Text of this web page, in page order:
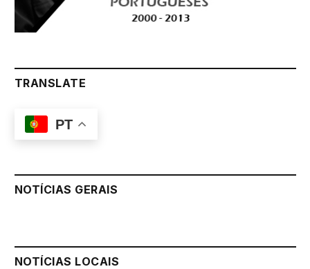
TRANSLATE
PT
NOTÍCIAS GERAIS
NOTÍCIAS LOCAIS